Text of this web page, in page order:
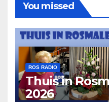
You missed
ROS RADIO
Thuis in
2026